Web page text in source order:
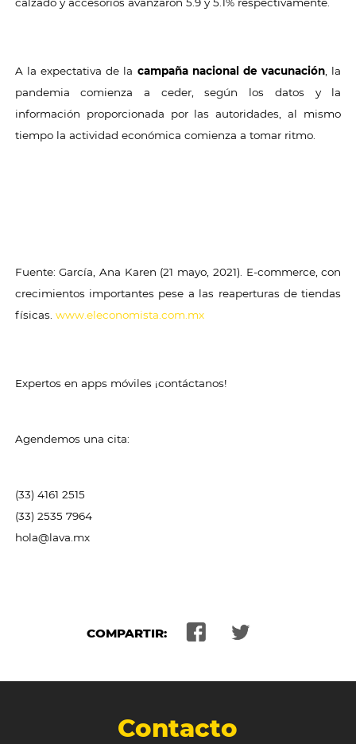
A la expectativa de la campaña nacional de vacunación , la
pandemia comienza a ceder, según los datos y la
información proporcionada por las autoridades, al mismo
tiempo la actividad económica comienza a tomar ritmo.
Fuente: García, Ana Karen (21 mayo, 2021). E-commerce, con
crecimientos importantes pese a las reaperturas de tiendas
físicas. www.eleconomista.com.mx
Expertos en apps móviles ¡contáctanos!
Agendemos una cita:
(33) 4161 2515
(33) 2535 7964
hola@lava.mx
COMPARTIR:
Contacto